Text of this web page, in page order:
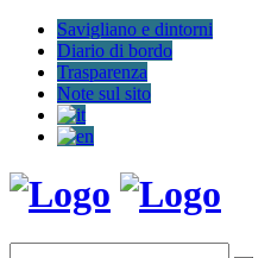
Savigliano e dintorni
Diario di bordo
Trasparenza
Note sul sito